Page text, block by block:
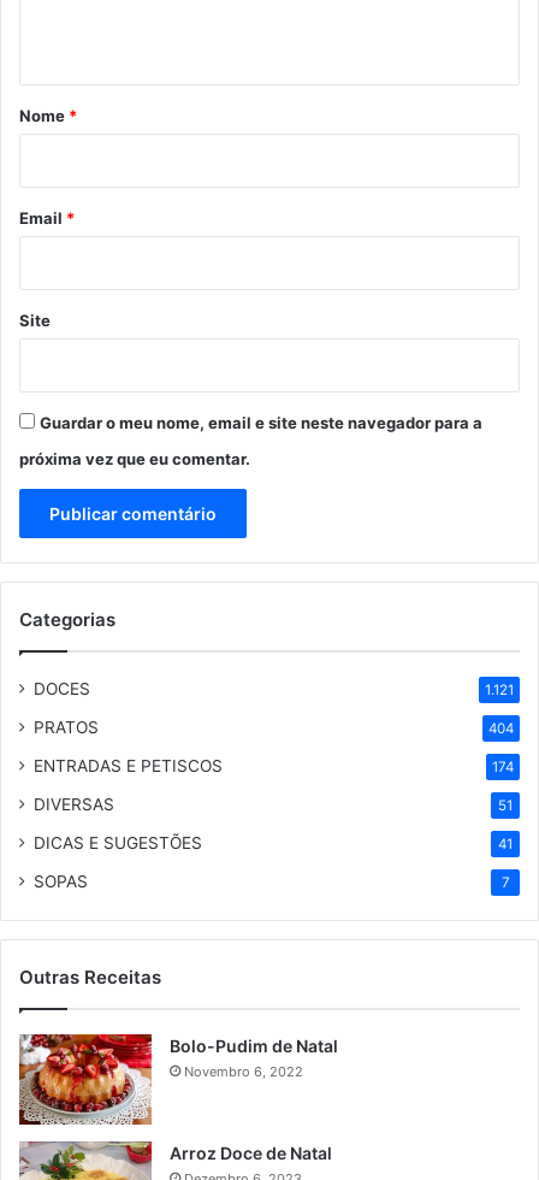
r
*
Nome *
Email *
Site
Guardar o meu nome, email e site neste navegador para a
próxima vez que eu comentar.
Categorias
DOCES 1.121
PRATOS 404
ENTRADAS E PETISCOS 174
DIVERSAS 51
DICAS E SUGESTÕES 41
SOPAS 7
Outras Receitas
Bolo-Pudim de Natal
Novembro 6, 2022
Arroz Doce de Natal